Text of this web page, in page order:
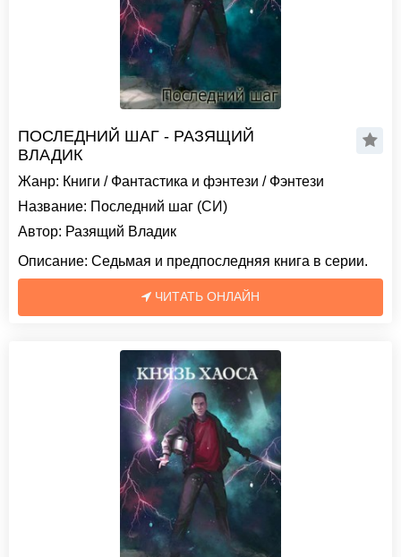
ПОСЛЕДНИЙ ШАГ - РАЗЯЩИЙ
ВЛАДИК
Жанр: Книги / Фантастика и фэнтези / Фэнтези
Название: Последний шаг (СИ)
Автор: Разящий Владик
Описание: Седьмая и предпоследняя книга в серии.
ЧИТАТЬ ОНЛАЙН